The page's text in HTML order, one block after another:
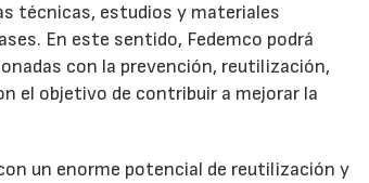
técnicas, estudios y materiales
En este sentido, Fedemco podrá
con la prevención, reutilización,
el objetivo de contribuir a mejorar la
un enorme potencial de reutilización y